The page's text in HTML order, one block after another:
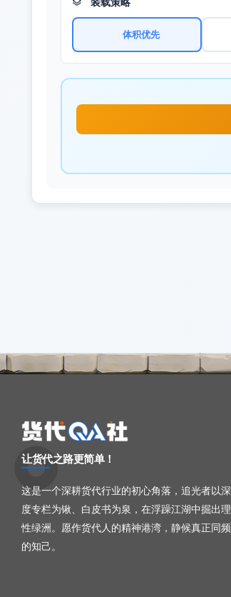
体积优先
让货代之路更简单！
这是一个深耕货代行业的初心角落，追光者以深
度专栏为锹、白皮书为泉，在浮躁江湖中掘出理
性绿洲。愿作货代人的精神港湾，静候真正同频
的知己。